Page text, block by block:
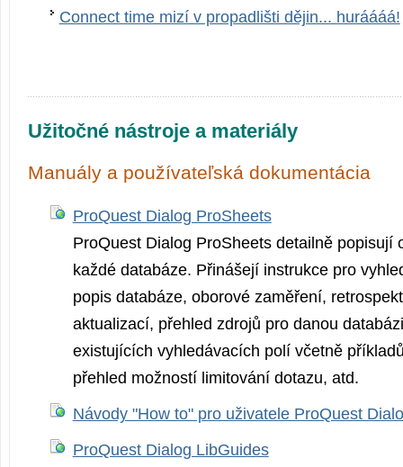
Connect time mizí v propadlišti dějin... huráááá!
Užitočné nástroje a materiály
Manuály a používateľská dokumentácia
ProQuest Dialog ProSheets
ProQuest Dialog ProSheets detailně popisují
každé databáze. Přinášejí instrukce pro
popis databáze, oborové zaměření,
aktualizací, přehled zdrojů pro danou
existujících vyhledávacích polí včetně
přehled možností limitování dotazu, atd.
Návody "How to" pro uživatele ProQuest
ProQuest Dialog LibGuides